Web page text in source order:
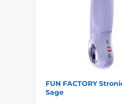
FUN FACTORY
Sage